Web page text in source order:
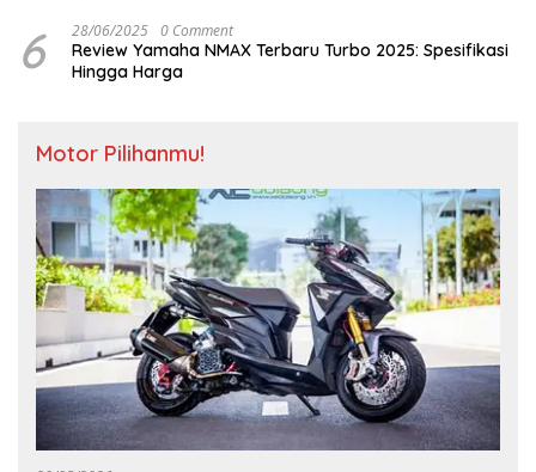
6 28/06/2025 0 Comment
Review Yamaha NMAX Terbaru Turbo 2025: Spesifikasi
Hingga Harga
Motor Pilihanmu!